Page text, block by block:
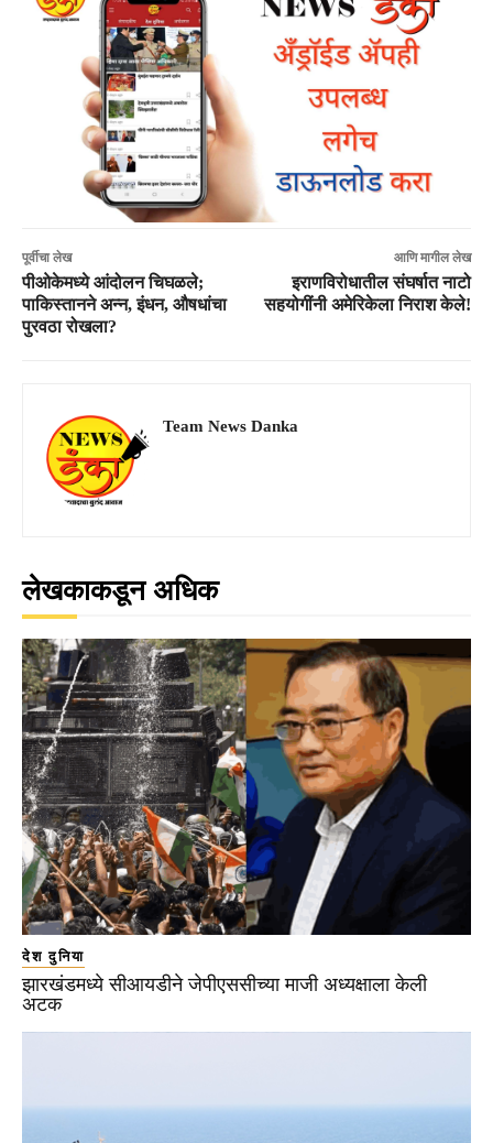
पूर्वीचा लेख
पीओकेमध्ये आंदोलन चिघळले;
पाकिस्तानने अन्न, इंधन, औषधांचा
पुरवठा रोखला?
आणि मागील लेख
इराणविरोधातील संघर्षात नाटो
सहयोगींनी अमेरिकेला निराश केले!
Team News Danka
लेखकाकडून अधिक
देश दुनिया
झारखंडमध्ये सीआयडीने जेपीएससीच्या माजी अध्यक्षाला केली
अटक